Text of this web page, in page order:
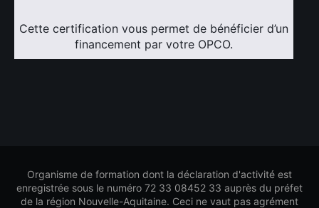
Cette certification vous permet de bénéficier d’un
financement par votre OPCO.
Organisme de formation dont la déclaration d'activité est
enregistrée sous le numéro 72 33 08452 33 auprès du préfet
de la région Nouvelle-Aquitaine. Ceci ne vaut pas agrément